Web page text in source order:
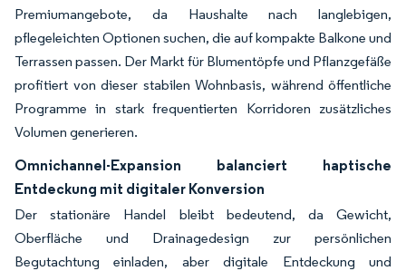
Premiumangebote, da Haushalte nach langlebigen,
pflegeleichten Optionen suchen, die auf kompakte Balkone und
Terrassen passen. Der Markt für Blumentöpfe und Pflanzgefäße
profitiert von dieser stabilen Wohnbasis, während öffentliche
Programme in stark frequentierten Korridoren zusätzliches
Volumen generieren.
Omnichannel-Expansion balanciert haptische
Entdeckung mit digitaler Konversion
Der stationäre Handel bleibt bedeutend, da Gewicht,
Oberfläche und Drainagedesign zur persönlichen
Begutachtung einladen, aber digitale Entdeckung und